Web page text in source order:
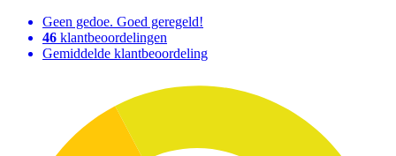
Geen gedoe. Goed geregeld!
46 klantbeoordelingen
Gemiddelde klantbeoordeling